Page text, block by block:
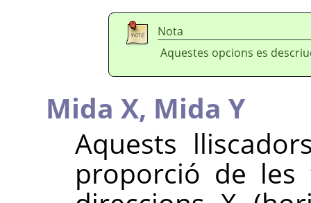
Nota
Aquestes opcions es
Mida X, Mida Y
Aquests
proporció de